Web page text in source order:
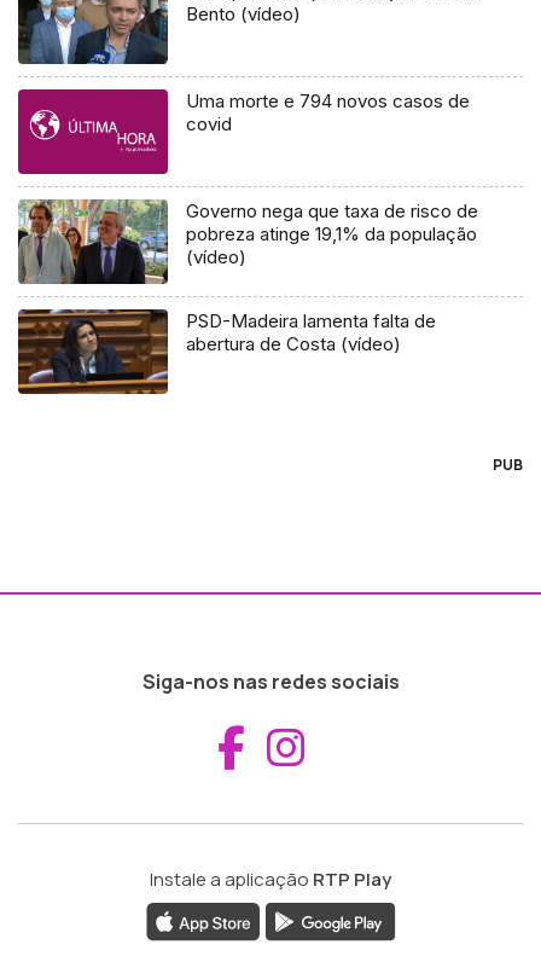
Bento (vídeo)
Uma morte e 794 novos casos de
covid
Governo nega que taxa de risco de
pobreza atinge 19,1% da população
(vídeo)
PSD-Madeira lamenta falta de
abertura de Costa (vídeo)
PUB
Siga-nos nas redes sociais
Aceder ao
Instale a aplicação RTP Play